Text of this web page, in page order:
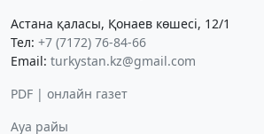
Астана қаласы, Қонаев көшесі, 12/1
Тел: +7 (7172) 76-84-66
Email: turkystan.kz@gmail.com
PDF | онлайн газет
Ауа райы